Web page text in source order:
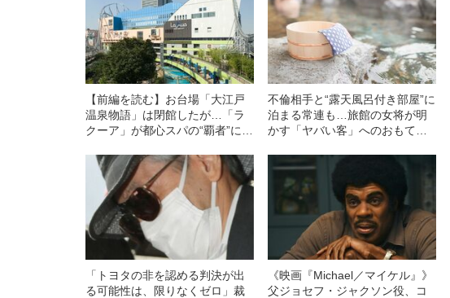
【前編を読む】お台場「大江戸
温泉物語」は閉館したが…「ラ
クーア」が都心スパの“覇者”にな
不倫相手と“露天風呂付き部屋”に
泊まる常連も…旅館の女将が明
かす「ヤバい客」へのおもてな
「トヨタの非を認める判決が出
る可能性は、限りなくゼロ」裁
《映画『Michael／マイケル』》
父ジョセフ・ジャクソン役、コ